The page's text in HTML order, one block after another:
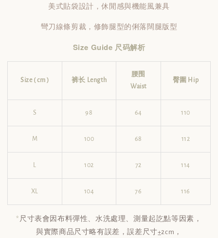
美式貼袋設計，休閒感與機能風兼具
彎刀線條剪裁，修飾腿型的俐落闊腿版型
Size Guide 尺码解析
Size ( cm ) 裤长 Length
腰围
Waist
臀圍 Hip
S 98 64 110
M 100 68 112
L 102 72 114
XL 104 76 116
* 尺寸表會因布料彈性、水洗處理、測量起訖點等因素，
與實際商品尺寸略有誤差，誤差尺寸±2cm，